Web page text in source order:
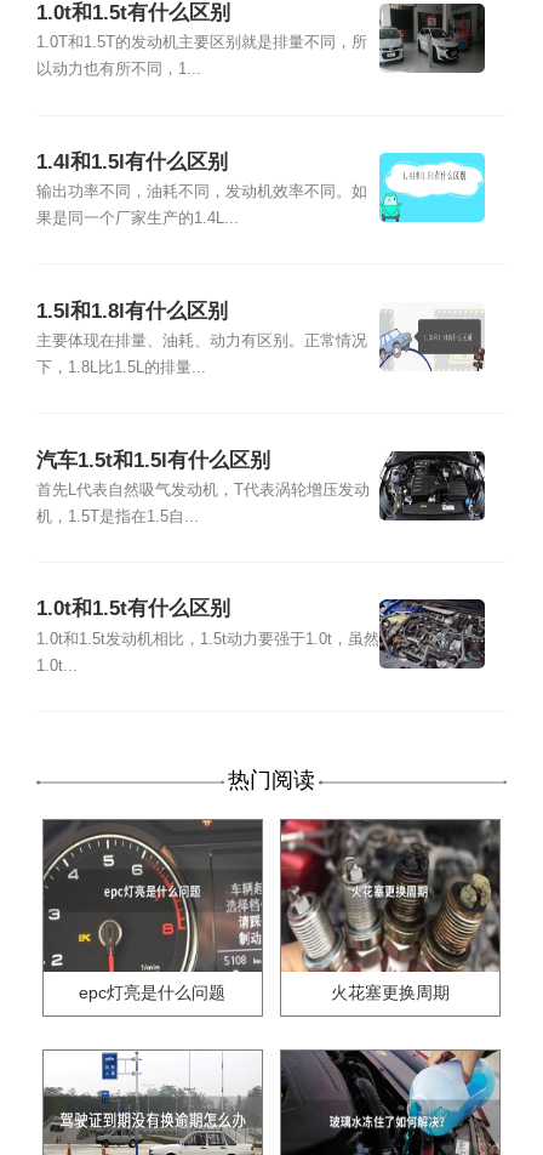
1.0t和1.5t有什么区别
1.0T和1.5T的发动机主要区别就是排量不同，所
以动力也有所不同，1...
1.4l和1.5l有什么区别
输出功率不同，油耗不同，发动机效率不同。如
果是同一个厂家生产的1.4L...
1.5l和1.8l有什么区别
主要体现在排量、油耗、动力有区别。正常情况
下，1.8L比1.5L的排量...
汽车1.5t和1.5l有什么区别
首先L代表自然吸气发动机，T代表涡轮增压发动
机，1.5T是指在1.5自...
1.0t和1.5t有什么区别
1.0t和1.5t发动机相比，1.5t动力要强于1.0t，虽然
1.0t...
热门阅读
epc灯亮是什么问题 火花塞更换周期